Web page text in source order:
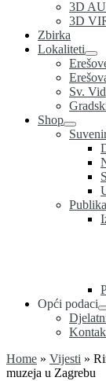
3D
3D
Zbirka
Lokaliteti
Sv. Vid
Shop
Opći podaci
Home » Vijesti »
muzeja u Zagrebu